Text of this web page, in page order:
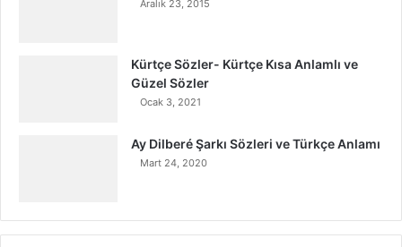
Aralık 23, 2015
Kürtçe Sözler- Kürtçe Kısa Anlamlı ve
Güzel Sözler
Ocak 3, 2021
Ay Dilberé Şarkı Sözleri ve Türkçe Anlamı
Mart 24, 2020